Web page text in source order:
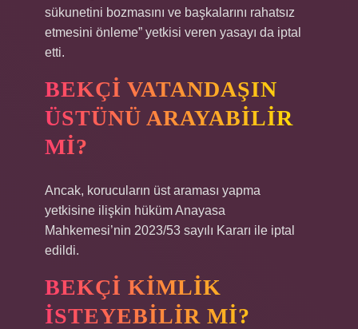
sükunetini bozmasını ve başkalarını rahatsız
etmesini önleme” yetkisi veren yasayı da iptal
etti.
BEKÇI VATANDAŞIN
ÜSTÜNÜ ARAYABILIR
MI?
Ancak, korucuların üst araması yapma
yetkisine ilişkin hüküm Anayasa
Mahkemesi’nin 2023/53 sayılı Kararı ile iptal
edildi.
BEKÇI KIMLIK
ISTEYEBILIR MI?